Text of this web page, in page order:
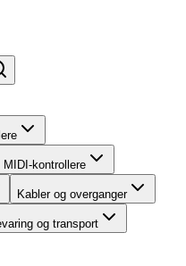
MIDI-kontrollere
Kabler og overganger
og transport